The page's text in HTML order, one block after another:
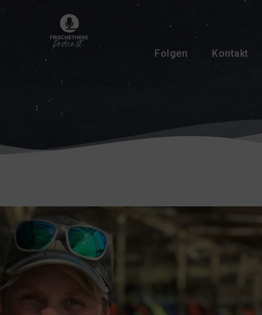
Folgen Kontakt